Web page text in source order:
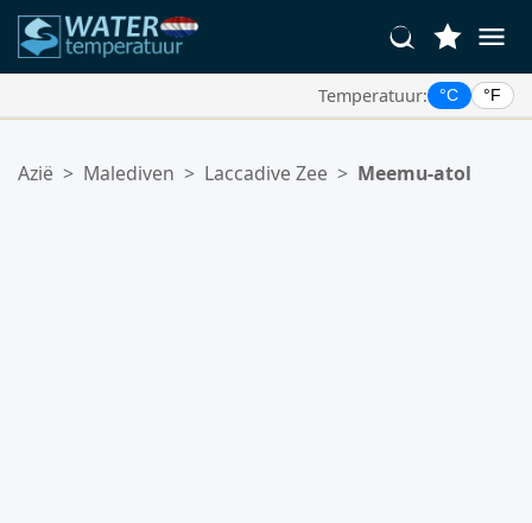
Temperatuur: °C °F
Uw favorietenlijst is leeg.
Azië > Malediven > Laccadive Zee > Meemu-atol